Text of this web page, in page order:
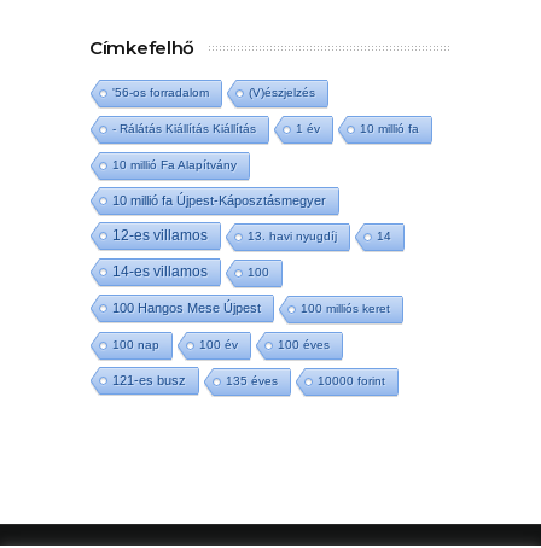
Címkefelhő
'56-os forradalom (V)észjelzés
- Rálátás Kiállítás Kiállítás 1 év 10 millió fa
10 millió Fa Alapítvány
10 millió fa Újpest-Káposztásmegyer
12-es villamos 13. havi nyugdíj 14
14-es villamos 100
100 Hangos Mese Újpest 100 milliós keret
100 nap 100 év 100 éves
121-es busz 135 éves 10000 forint